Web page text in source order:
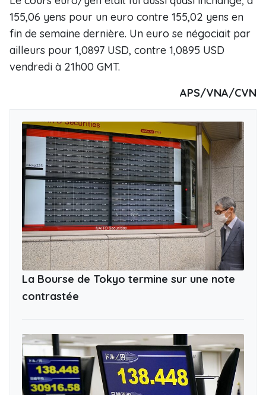
155,06 yens pour un euro contre 155,02 yens en
fin de semaine dernière. Un euro se négociait par
ailleurs pour 1,0897 USD, contre 1,0895 USD
vendredi à 21h00 GMT.
APS/VNA/CVN
La Bourse de Tokyo termine sur une note
contrastée